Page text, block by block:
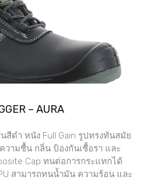
– AURA
ดำ หนัง Full Gain รูปทรงทันสมัย
วามชื้น กลิ่น ป้องกันเชื้อรา และ
Cap ทนต่อการกระแทกได้
สามารถทนน้ำมัน ความร้อน และ